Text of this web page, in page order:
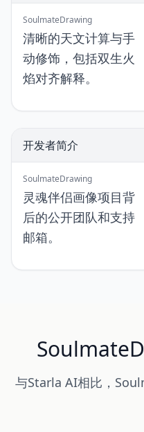
SoulmateDrawing
清晰的天文计算与手
动修饰，包括双生火
焰对齐解释。
开发者简介
SoulmateDrawing
灵魂伴侣画像项目背
后的公开团队和支持
邮箱。
与Starla AI相比，